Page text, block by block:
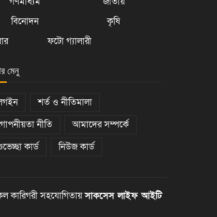
বিনোদন
কৃষি
ফটো গ্যালারী
মেনু
শর্ত ও নীতিমালা
নীতি
আমাদের সম্পর্কে
কার্ড
নিউজ কার্ড
কারিগরী সহযোগিতায়সাকসেস লাইফ আইটি